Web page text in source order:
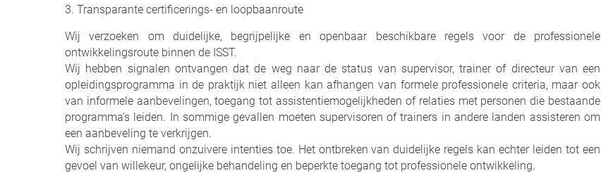
3. Transparante certificerings- en loopbaanroute
Wij verzoeken om duidelijke, begrijpelijke en openbaar beschikbare regels voor de professionele
ontwikkelingsroute binnen de ISST.
Wij hebben signalen ontvangen dat de weg naar de status van supervisor, trainer of directeur van een
opleidingsprogramma in de praktijk niet alleen kan afhangen van formele professionele criteria, maar ook
van informele aanbevelingen, toegang tot assistentiemogelijkheden of relaties met personen die bestaande
programma’s leiden. In sommige gevallen moeten supervisoren of trainers in andere landen assisteren om
een aanbeveling te verkrijgen.
Wij schrijven niemand onzuivere intenties toe. Het ontbreken van duidelijke regels kan echter leiden tot een
gevoel van willekeur, ongelijke behandeling en beperkte toegang tot professionele ontwikkeling.